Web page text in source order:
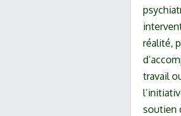
réalité,
travail
soutien